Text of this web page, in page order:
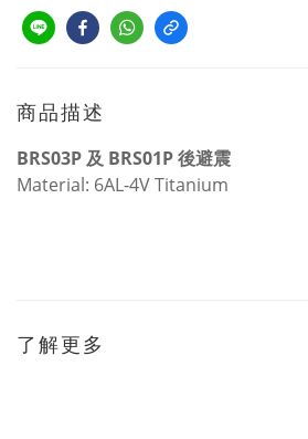
商品描述
BRS03P 及 BRS01P 後避震
Material: 6AL-4V Titanium
了解更多